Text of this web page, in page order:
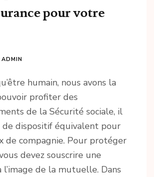
pour votre
ADMIN
humain, nous avons la
profiter des
de la Sécurité sociale, il
de dispositif équivalent pour
de compagnie. Pour protéger
devez souscrire une
l’image de la mutuelle. Dans